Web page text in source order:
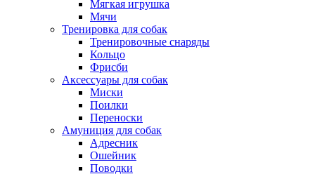
Мягкая игрушка
Мячи
Тренировка для собак
Тренировочные снаряды
Кольцо
Фрисби
Аксессуары для собак
Миски
Поилки
Переноски
Амуниция для собак
Адресник
Ошейник
Поводки